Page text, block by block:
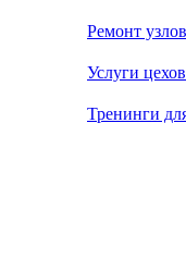
Ремонт
Услуги
Тренинги